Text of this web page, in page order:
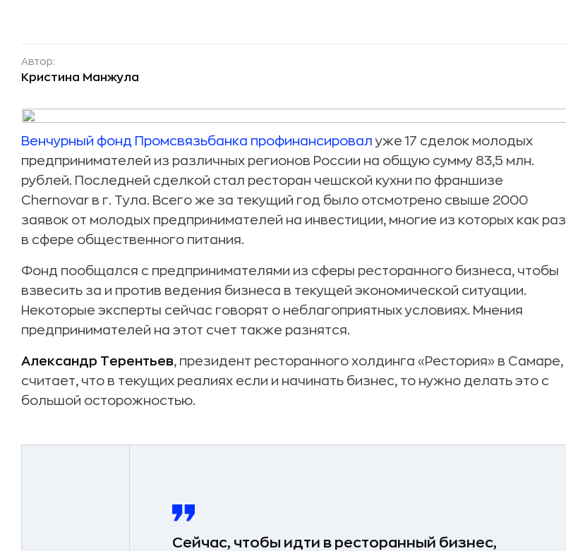
Автор:
Кристина Манжула
Венчурный фонд Промсвязьбанка профинансировал уже 17 сделок молодых
предпринимателей из различных регионов России на общую сумму 83,5 млн.
рублей. Последней сделкой стал ресторан чешской кухни по франшизе
Chernovar в г. Тула. Всего же за текущий год было отсмотрено свыше 2000
заявок от молодых предпринимателей на инвестиции, многие из которых как раз
в сфере общественного питания.
Фонд пообщался с предпринимателями из сферы ресторанного бизнеса, чтобы
взвесить за и против ведения бизнеса в текущей экономической ситуации.
Некоторые эксперты сейчас говорят о неблагоприятных условиях. Мнения
предпринимателей на этот счет также разнятся.
Александр Терентьев, президент ресторанного холдинга «Рестория» в Самаре,
считает, что в текущих реалиях если и начинать бизнес, то нужно делать это с
большой осторожностью.
Сейчас, чтобы идти в ресторанный бизнес,